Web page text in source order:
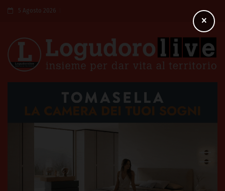
5 Agosto 2026
×